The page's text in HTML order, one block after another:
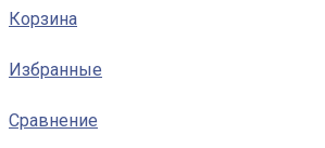
Корзина
Избранные
Сравнение